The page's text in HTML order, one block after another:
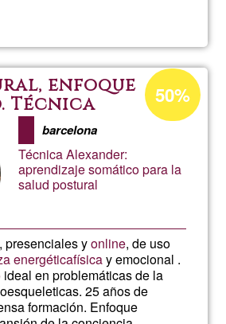
Online
del
4
15
de
enfoque
Técnica
barcelona
Técnica Alexander:
aprendizaje somático para la
salud postural
presenciales yonline, de uso
energéticafísicay emocional .
ideal en problemáticas de la
25 años de
formación. Enfoque
Percentuale
di
accettazione
G1
50%